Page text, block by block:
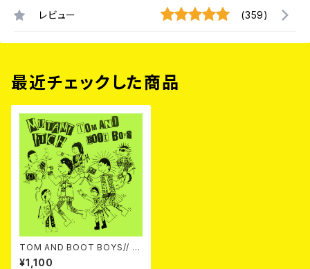
レビュー (359)
最近チェックした商品
TOM AND BOOT BOYS// M
¥1,100